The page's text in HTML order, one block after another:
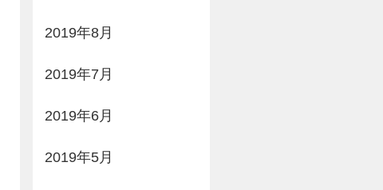
2019年8月
2019年7月
2019年6月
2019年5月